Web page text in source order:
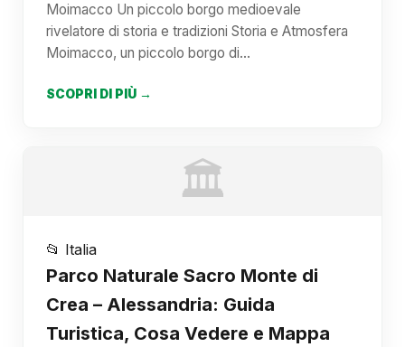
Moimacco Un piccolo borgo medioevale
rivelatore di storia e tradizioni Storia e Atmosfera
Moimacco, un piccolo borgo di…
SCOPRI DI PIÙ →
🏛️
📂 Italia
Parco Naturale Sacro Monte di
Crea – Alessandria: Guida
Turistica, Cosa Vedere e Mappa